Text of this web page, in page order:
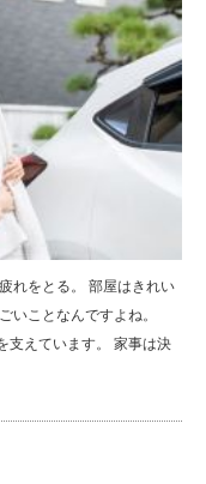
れをとる。 部屋はきれい
いことなんですよね。
支えています。 家事は決